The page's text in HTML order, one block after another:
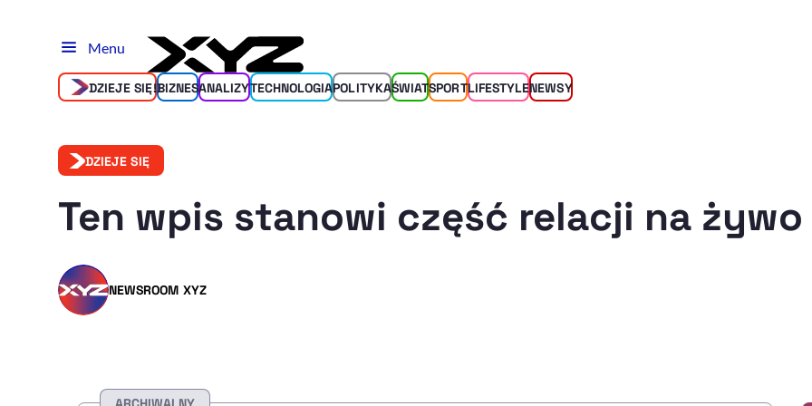
Menu
DZIEJE SIĘ!BIZNESANALIZYTECHNOLOGIAPOLITYKAŚWIATSPORTLIFESTYLENEWSY
DZIEJE SIĘ
Ten wpis stanowi część relacji na żywo
NEWSROOM XYZ